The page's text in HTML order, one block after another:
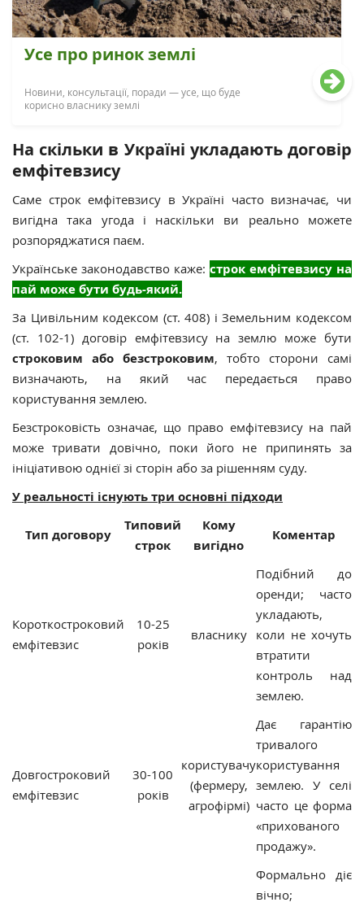
Усе про ринок землі
Новини, консультації, поради — усе, що буде
корисно власнику землі
На скільки в Україні укладають договір
емфітевзису
Саме строк емфітевзису в Україні часто визначає, чи
вигідна така угода і наскільки ви реально можете
розпоряджатися паєм.
Українське законодавство каже: строк емфітевзису на
пай може бути будь-який.
За Цивільним кодексом (ст. 408) і Земельним кодексом
(ст. 102-1) договір емфітевзису на землю може бути
строковим або безстроковим, тобто сторони самі
визначають, на який час передається право
користування землею.
Безстроковість означає, що право емфітевзису на пай
може тривати довічно, поки його не припинять за
ініціативою однієї зі сторін або за рішенням суду.
У реальності існують три основні підходи
Тип договору
Типовий
строк
Кому
вигідно
Коментар
Короткостроковий
емфітевзис
10-25
років
власнику
Подібний до
оренди; часто
укладають,
коли не хочуть
втратити
контроль над
землею.
Довгостроковий
емфітевзис
30-100
років
користувачу
(фермеру,
агрофірмі)
Дає гарантію
тривалого
користування
землею. У селі
часто це форма
«прихованого
продажу».
Формально діє
вічно;